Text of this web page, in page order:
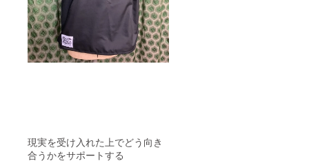
現実を受け入れた上でどう向き
合うかをサポートする